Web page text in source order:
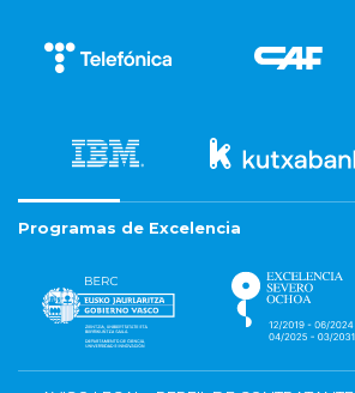
Programas de Excelencia